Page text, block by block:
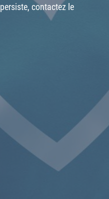
contactez le